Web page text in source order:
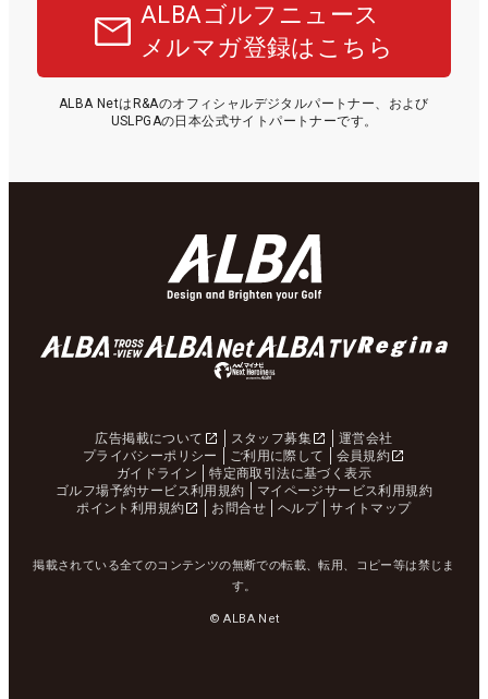
ALBAゴルフニュース
メルマガ登録はこちら
ALBA NetはR&Aのオフィシャルデジタルパートナー、および
USLPGAの日本公式サイトパートナーです。
広告掲載について スタッフ募集
運営会社
プライバシーポリシー
ご利用に際して
会員規約
ガイドライン
特定商取引法に基づく表示
ゴルフ場予約サービス利用規約
マイページサービス利用規約
ポイント利用規約
お問合せ ヘルプ サイトマップ
掲載されている全てのコンテンツの無断での転載、転用、コピー等は禁じま
す。
© ALBA Net